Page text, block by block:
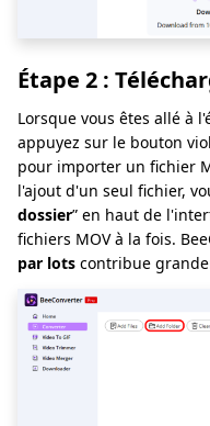
Étape 2 :
Lorsque vous êtes allé à
appuyez sur le bouton
pour importer un fichier
l'ajout d'un seul fichier,
dossier” en haut de
fichiers MOV à la fois.
par lots contribue